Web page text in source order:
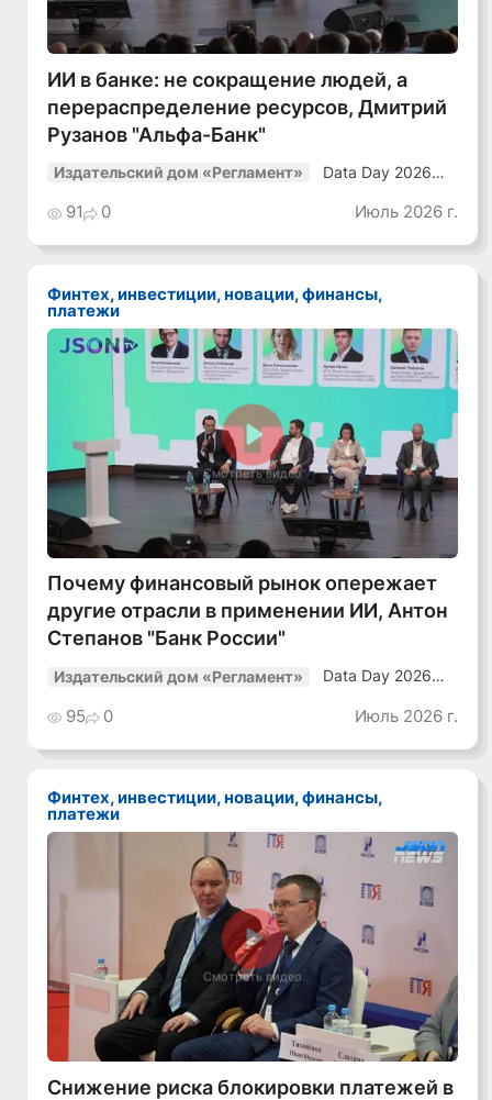
ИИ в банке: не сокращение людей, а
перераспределение ресурсов, Дмитрий
Рузанов "Альфа-Банк"
Издательский дом «Регламент»
Data Day 2026
Как сохранять
уверенный курс
среде»
91 0 Июль 2026 г.
Финтех, инвестиции, новации, финансы,
платежи
Смотреть видео
Почему финансовый рынок опережает
другие отрасли в применении ИИ, Антон
Степанов "Банк России"
Издательский дом «Регламент»
Data Day 2026
Как сохранять
уверенный курс
среде»
95 0 Июль 2026 г.
Финтех, инвестиции, новации, финансы,
платежи
Смотреть видео
Снижение риска блокировки платежей в